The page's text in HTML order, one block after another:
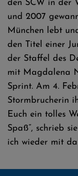
den SCW in der
und 2007
München lebt
den Titel einer
der Staffel des
mit Magdalena
Sprint. Am 4.
Stormbrucherin
Euch ein tolles
Spaß“, schrieb
ich wieder mit